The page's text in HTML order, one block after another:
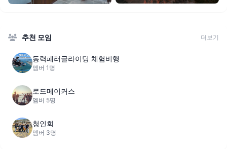
추천 모임 더보기
동력패러글라이딩 체험비행
멤버 1명
로드메이커스
멤버 5명
청인회
멤버 3명